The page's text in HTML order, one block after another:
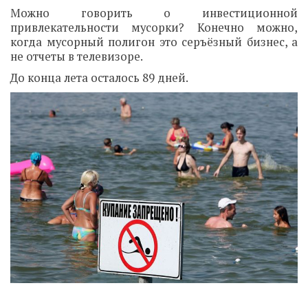
Можно говорить о инвестиционной
привлекательности мусорки? Конечно можно,
когда мусорный полигон это серъёзный бизнес, а
не отчеты в телевизоре.
До конца лета осталось 89 дней.